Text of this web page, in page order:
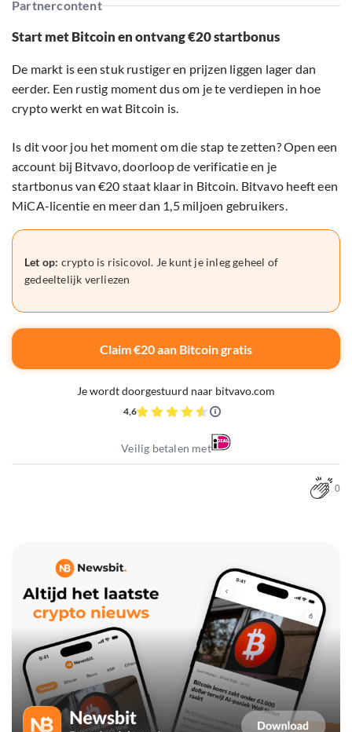
Partnercontent
Start met Bitcoin en ontvang €20 startbonus
De markt is een stuk rustiger en prijzen liggen lager dan
eerder. Een rustig moment dus om je te verdiepen in hoe
crypto werkt en wat Bitcoin is.
Is dit voor jou het moment om die stap te zetten? Open een
account bij Bitvavo, doorloop de verificatie en je
startbonus van €20 staat klaar in Bitcoin. Bitvavo heeft een
MiCA-licentie en meer dan 1,5 miljoen gebruikers.
Let op: crypto is risicovol. Je kunt je inleg geheel of
gedeeltelijk verliezen
Claim €20 aan Bitcoin gratis
Je wordt doorgestuurd naar bitvavo.com
4,6
Veilig betalen met
0